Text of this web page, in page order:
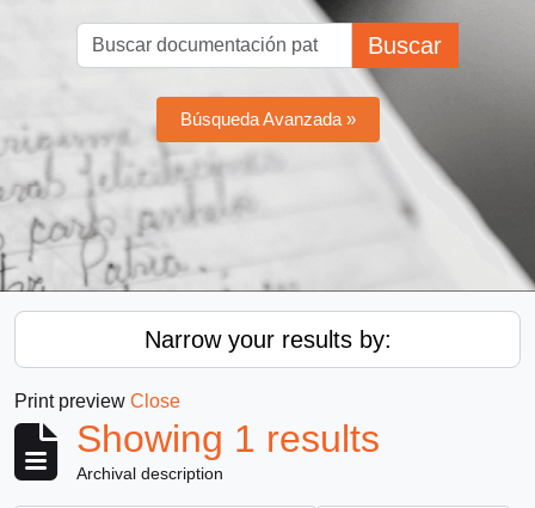
Buscar
Búsqueda Avanzada »
Narrow your results by:
Print preview Close
Showing 1 results
Archival description